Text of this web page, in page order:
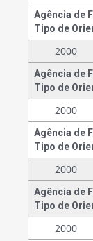
Agência de
Tipo de
2000
Agência de
Tipo de
2000
Agência de
Tipo de
2000
Agência de
Tipo de
2000